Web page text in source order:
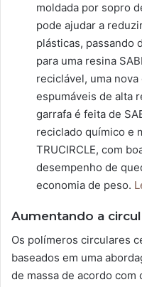
moldada por sopro
pode ajudar a
plásticas, passando
para uma resina
reciclável, uma
espumáveis ​​de alta
garrafa é feita de
reciclado químico e
TRUCIRCLE, com
desempenho de
economia de peso.
Aumentando a
Os polímeros circulares
baseados em uma
de massa de acordo com